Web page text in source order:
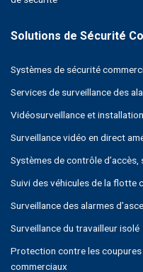
Systèmes de sécurité
Services de surveillance des
Vidéosurveillance et
Surveillance vidéo en direct
Systèmes de contrôle d’accès,
Suivi des véhicules de la flotte
Surveillance des alarmes
Surveillance du travailleur isolé
Protection contre les
commerciaux